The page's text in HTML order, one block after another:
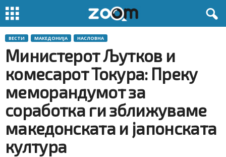
ВЕСТИ МАКЕДОНИЈА НАСЛОВНА
Министерот Љутков и
комесарот Токура: Преку
меморандумот за
соработка ги зближуваме
македонската и јапонската
култура